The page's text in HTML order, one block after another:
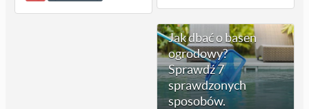
Jak dbać o basen
ogrodowy?
Sprawdź 7
sprawdzonych
sposobów.